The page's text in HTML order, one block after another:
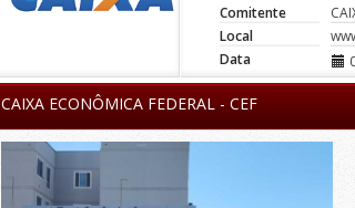
Comitente
Local
Data
CAIXA ECONÔMICA FEDERAL - CEF